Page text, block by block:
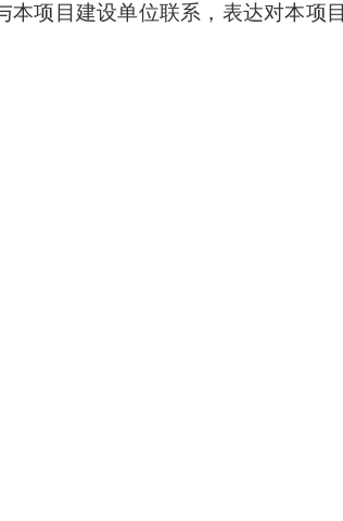
项目建设单位联系，表达对本项目